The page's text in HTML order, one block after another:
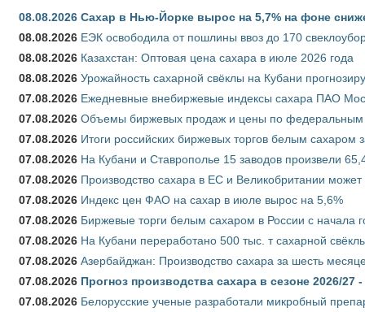
08.08.2026 Сахар в Нью-Йорке вырос на 5,7% на фоне
08.08.2026 ЕЭК освободила от пошлины ввоз до 170
08.08.2026 Казахстан: Оптовая цена сахара в июле 2026 года
08.08.2026 Урожайность сахарной свёклы на Кубани
07.08.2026 Ежедневные внебиржевые индексы сахара ПАО
07.08.2026 Объемы биржевых продаж и цены по федеральным
07.08.2026 Итоги российских биржевых торгов белым сахаром
07.08.2026 На Кубани и Ставрополье 15 заводов произвели
07.08.2026 Производство сахара в ЕС и Великобритании
07.08.2026 Индекс цен ФАО на сахар в июле вырос на 5,6%
07.08.2026 Биржевые торги белым сахаром в России с начала
07.08.2026 На Кубани переработано 500 тыс. т сахарной
07.08.2026 Азербайджан: Производство сахара за шесть
07.08.2026 Прогноз производства сахара в сезоне 2026/
07.08.2026 Белорусские ученые разработали микробный